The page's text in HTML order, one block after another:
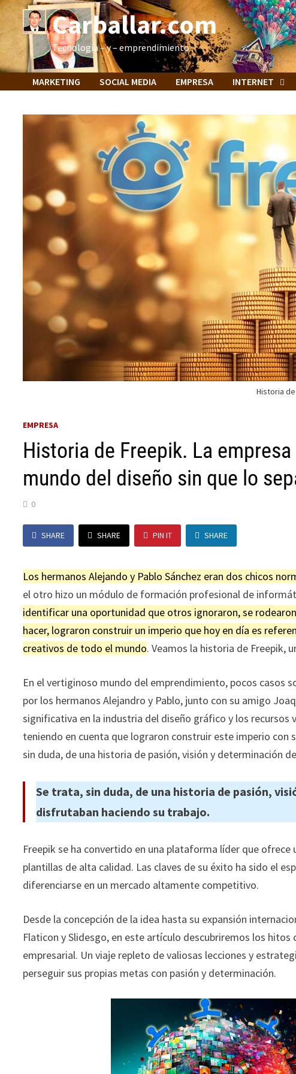
Saltar
contenido Carballar.com
Tecnología – y – emprendimiento
MARKETING SOCIAL MEDIA EMPRESA INTERNET
Historia
EMPRESA
Historia de Freepik. La
mundo del diseño sin que lo
0
SHARE SHARE PIN IT SHARE
Los hermanos Alejando y Pablo Sánchez eran dos chicos
el otro hizo un módulo de formación profesional de
identificar una oportunidad que otros ignoraron, se
hacer, lograron construir un imperio que hoy en día es
creativos de todo el mundo. Veamos la historia de Freepik,
En el vertiginoso mundo del emprendimiento, pocos casos
por los hermanos Alejandro y Pablo, junto con su amigo
significativa en la industria del diseño gráfico y los recursos
teniendo en cuenta que lograron construir este imperio con
sin duda, de una historia de pasión, visión y determinación
Se trata, sin duda, de una historia de pasión,
disfrutaban haciendo su trabajo.
Freepik se ha convertido en una plataforma líder que
plantillas de alta calidad. Las claves de su éxito ha sido el
diferenciarse en un mercado altamente competitivo.
Desde la concepción de la idea hasta su expansión
Flaticon y Slidesgo, en este artículo descubriremos los
empresarial. Un viaje repleto de valiosas lecciones y
perseguir sus propias metas con pasión y determinación.